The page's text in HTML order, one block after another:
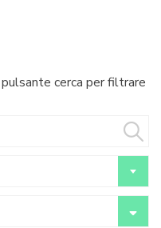
cerca per filtrare